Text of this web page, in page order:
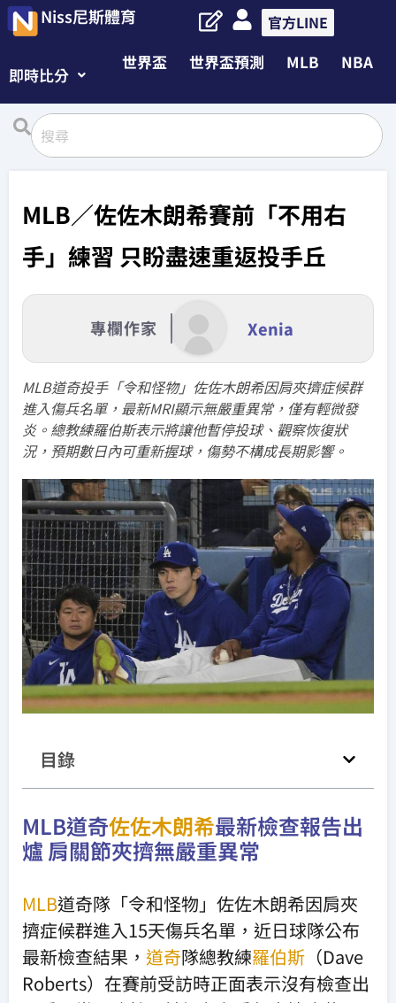
Niss尼斯體育 官方LINE
即時比分
世界盃 世界盃預測 MLB NBA
MLB／佐佐木朗希賽前「不用右
手」練習 只盼盡速重返投手丘
專欄作家 Xenia
MLB道奇投手「令和怪物」佐佐木朗希因肩夾擠症候群
進入傷兵名單，最新MRI顯示無嚴重異常，僅有輕微發
炎。總教練羅伯斯表示將讓他暫停投球、觀察恢復狀
況，預期數日內可重新握球，傷勢不構成長期影響。
目錄
MLB道奇佐佐木朗希最新檢查報告出
爐 肩關節夾擠無嚴重異常
MLB道奇隊「令和怪物」佐佐木朗希因肩夾
擠症候群進入15天傷兵名單，近日球隊公布
最新檢查結果， 道奇隊總教練羅伯斯 （Dave
Roberts）在賽前受訪時正面表示沒有檢查出